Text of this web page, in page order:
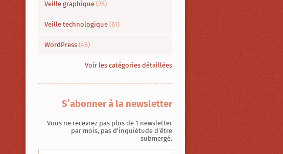
Veille graphique (28)
Veille technologique (61)
WordPress (48)
Voir les catégories détaillées
S’abonner à la newsletter
Vous ne recevrez pas plus de 1 newsletter
par mois, pas d'inquiétude d'être
submergé.